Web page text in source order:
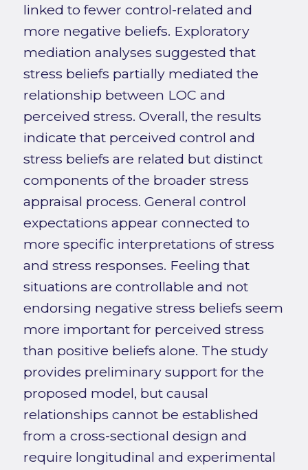
linked to fewer control-related and
more negative beliefs. Exploratory
mediation analyses suggested that
stress beliefs partially mediated the
relationship between LOC and
perceived stress. Overall, the results
indicate that perceived control and
stress beliefs are related but distinct
components of the broader stress
appraisal process. General control
expectations appear connected to
more specific interpretations of stress
and stress responses. Feeling that
situations are controllable and not
endorsing negative stress beliefs seem
more important for perceived stress
than positive beliefs alone. The study
provides preliminary support for the
proposed model, but causal
relationships cannot be established
from a cross-sectional design and
require longitudinal and experimental